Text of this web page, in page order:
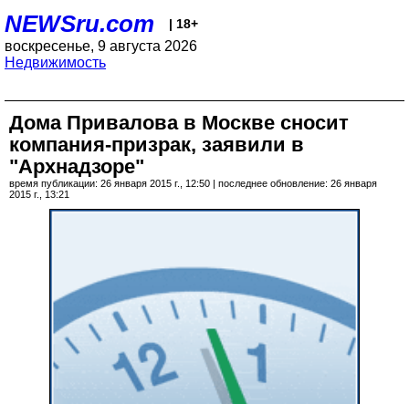
NEWSru.com | 18+
воскресенье, 9 августа 2026
Недвижимость
Дома Привалова в Москве сносит
компания-призрак, заявили в
"Архнадзоре"
время публикации: 26 января 2015 г., 12:50 | последнее обновление: 26 января
2015 г., 13:21